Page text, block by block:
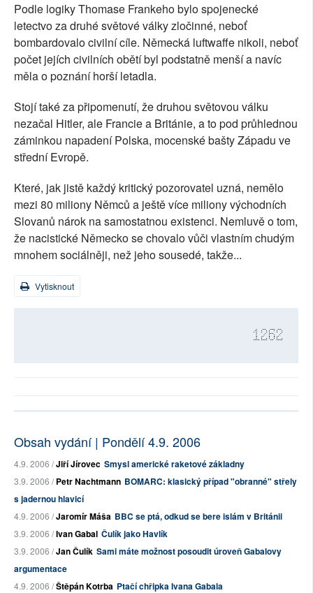
Podle logiky Thomase Frankeho bylo spojenecké
letectvo za druhé světové války zločinné, neboť
bombardovalo civilní cíle. Německá luftwaffe nikoli, neboť
počet jejích civilních obětí byl podstatně menší a navíc
měla o poznání horší letadla.
Stojí také za připomenutí, že druhou světovou válku
nezačal Hitler, ale Francie a Británie, a to pod průhlednou
záminkou napadení Polska, mocenské bašty Západu ve
střední Evropě.
Které, jak jistě každý kritický pozorovatel uzná, nemělo
mezi 80 miliony Němců a ještě více miliony východních
Slovanů nárok na samostatnou existenci. Nemluvě o tom,
že nacistické Německo se chovalo vůči vlastním chudým
mnohem sociálněji, než jeho sousedé, takže...
Vytisknout
1262
Obsah vydání | Pondělí 4.9. 2006
4.9. 2006 /Jiří Jírovec Smysl americké raketové základny
3.9. 2006 /Petr Nachtmann BOMARC: klasický případ "obranné" střely
s jadernou hlavicí
4.9. 2006 /Jaromír Máša BBC se ptá, odkud se bere islám v Británii
3.9. 2006 /Ivan Gabal Čulík jako Havlík
3.9. 2006 /Jan Čulík Sami máte možnost posoudit úroveň Gabalovy
argumentace
4.9. 2006 /Štěpán Kotrba Ptačí chřipka Ivana Gabala